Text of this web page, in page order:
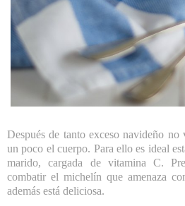
Después de tanto exceso navideño
un poco el cuerpo. Para ello es ideal
marido, cargada de vitamina C.
combatir el michelín que amenaza
además está deliciosa.